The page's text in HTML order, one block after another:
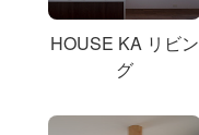
HOUSE KA リビン
グ